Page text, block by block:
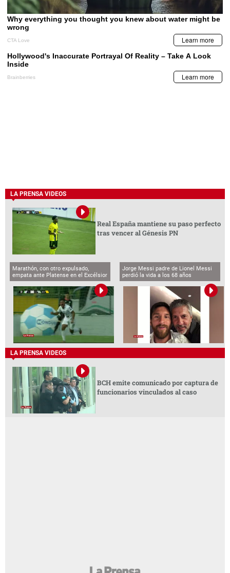
LA PRENSA VIDEOS
Real España mantiene su paso perfecto
tras vencer al Génesis PN
Marathón, con otro expulsado,
empata ante Platense en el Excélsior
Jorge Messi padre de Lionel Messi
perdió la vida a los 68 años
LA PRENSA VIDEOS
BCH emite comunicado por captura de
funcionarios vinculados al caso